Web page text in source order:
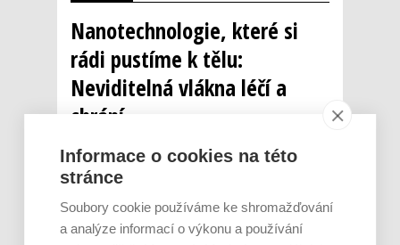
Nanotechnologie, které si
rádi pustíme k tělu:
Neviditelná vlákna léčí a
chrání
0 KOMENTÁŘŮ
Informace o cookies na této
stránce
Soubory cookie používáme ke shromažďování
a analýze informací o výkonu a používání